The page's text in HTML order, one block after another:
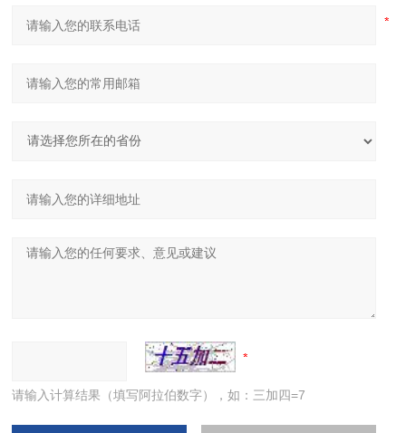
请输入计算结果（填写阿拉伯数字），如：三加四=7